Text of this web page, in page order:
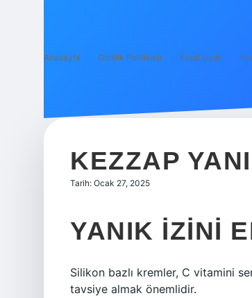
Anasayfa Gizlilik Politikası Yasal Uyarı
KEZZAP
Tarih: Ocak 27, 2025
YANIK IZINI
Silikon bazlı kremler, C vitamini
tavsiye almak önemlidir.